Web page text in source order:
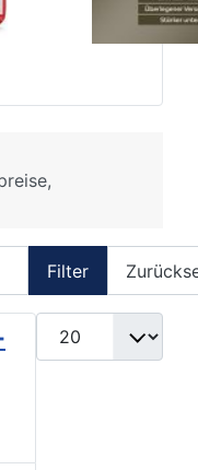
Filter
Anzeige #